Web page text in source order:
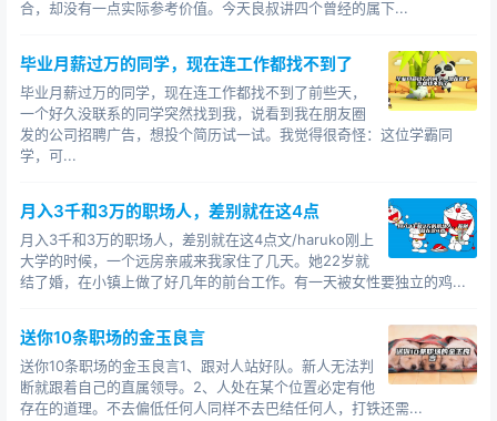
合，却没有一点实际参考价值。今天良叔讲四个曾经的属下...
毕业月薪过万的同学，现在连工作都找不到了
毕业月薪过万的同学，现在连工作都找不到了前些天，
一个好久没联系的同学突然找到我，说看到我在朋友圈
发的公司招聘广告，想投个简历试一试。我觉得很奇怪：这位学霸同
学，可...
月入3千和3万的职场人，差别就在这4点
月入3千和3万的职场人，差别就在这4点文/haruko刚上
大学的时候，一个远房亲戚来我家住了几天。她22岁就
结了婚，在小镇上做了好几年的前台工作。有一天被女性要独立的鸡...
送你10条职场的金玉良言
送你10条职场的金玉良言1、跟对人站好队。新人无法判
断就跟着自己的直属领导。2、人处在某个位置必定有他
存在的道理。不去偏低任何人同样不去巴结任何人，打铁还需...